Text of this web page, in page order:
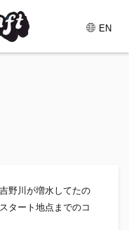
EN
野川が増水してたの
タート地点までのコ